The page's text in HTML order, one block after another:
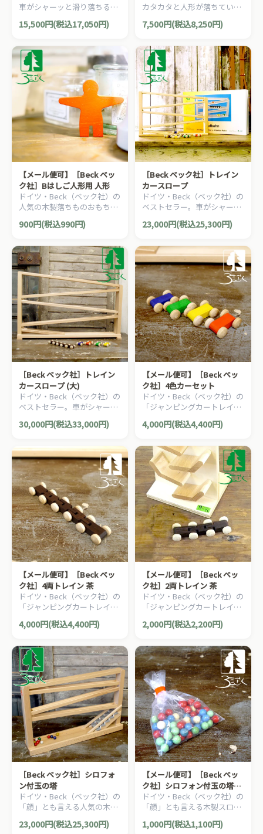
車がシャーッと滑り落ちる人
気の木製落ちものおもちゃ
「ジャンピングカートレイ
15,500円(税込17,050円)
カタカタと人形が落ちていく
人気の木製落ちものおもちゃ
「Bはしご人形」です。
7,500円(税込8,250円)
【メール便可】［Beck ベッ
ク社］Bはしご人形用 人形
ドイツ・Beck（ベック社）の
人気の木製落ちものおもちゃ
「Bはしご人形」用人形で
す。
900円(税込990円)
［Beck ベック社］トレイン
カースロープ
ドイツ・Beck（ベック社）の
ベストセラー。車がシャーッ
と滑り落ちる人気の木製スロ
ープトイ「トレインカースロ
23,000円(税込25,300円)
［Beck ベック社］トレイン
カースロープ (大)
ドイツ・Beck（ベック社）の
ベストセラー。車がシャーッ
と滑り落ちる人気の木製スロ
ープトイ「トレインカースロ
30,000円(税込33,000円)
【メール便可】［Beck ベッ
ク社］4色カーセット
ドイツ・Beck（ベック社）の
「ジャンピングカートレイ
ン」や「トレインカースロー
プ」の追加車両。カラフルな
4,000円(税込4,400円)
【メール便可】［Beck ベッ
ク社］4両トレイン 茶
ドイツ・Beck（ベック社）の
「ジャンピングカートレイ
ン」や「トレインカースロー
プ」の追加車両。4両連結ト
4,000円(税込4,400円)
【メール便可】［Beck ベッ
ク社］2両トレイン 茶
ドイツ・Beck（ベック社）の
「ジャンピングカートレイ
ン」や「トレインカースロー
プ」の追加車両。2両連結ト
2,000円(税込2,200円)
［Beck ベック社］シロフォ
ン付玉の塔
ドイツ・Beck（ベック社）の
「顔」とも言える人気の木製
スロープトイ「シロフォン付
玉の塔」です。
23,000円(税込25,300円)
【メール便可】［Beck ベッ
ク社］シロフォン付玉の塔用
玉
ドイツ・Beck（ベック社）の
「顔」とも言える木製スロー
プトイ「シロフォン付玉の
塔」の補充用玉約45〜50個程
1,000円(税込1,100円)